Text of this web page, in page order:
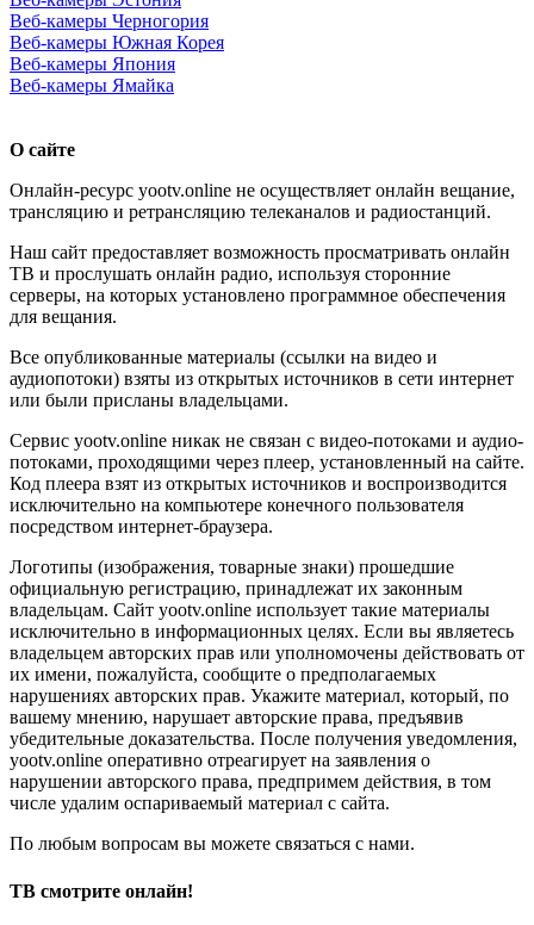
Веб-камеры Черногория
Веб-камеры Южная Корея
Веб-камеры Япония
Веб-камеры Ямайка
О сайте
Онлайн-ресурс yootv.online не осуществляет онлайн вещание,
трансляцию и ретрансляцию телеканалов и радиостанций.
Наш сайт предоставляет возможность просматривать онлайн
ТВ и прослушать онлайн радио, используя сторонние
серверы, на которых установлено программное обеспечения
для вещания.
Все опубликованные материалы (ссылки на видео и
аудиопотоки) взяты из открытых источников в сети интернет
или были присланы владельцами.
Сервис yootv.online никак не связан с видео-потоками и аудио-
потоками, проходящими через плеер, установленный на сайте.
Код плеера взят из открытых источников и воспроизводится
исключительно на компьютере конечного пользователя
посредством интернет-браузера.
Логотипы (изображения, товарные знаки) прошедшие
официальную регистрацию, принадлежат их законным
владельцам. Сайт yootv.online использует такие материалы
исключительно в информационных целях. Если вы являетесь
владельцем авторских прав или уполномочены действовать от
их имени, пожалуйста, сообщите о предполагаемых
нарушениях авторских прав. Укажите материал, который, по
вашему мнению, нарушает авторские права, предъявив
убедительные доказательства. После получения уведомления,
yootv.online оперативно отреагирует на заявления о
нарушении авторского права, предпримем действия, в том
числе удалим оспариваемый материал с сайта.
По любым вопросам вы можете связаться с нами.
ТВ смотрите онлайн!